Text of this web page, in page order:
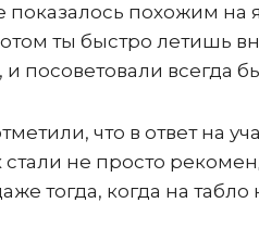
похожим на
ты быстро летишь
посоветовали всегда
что в ответ на
не просто
тогда, когда на табло